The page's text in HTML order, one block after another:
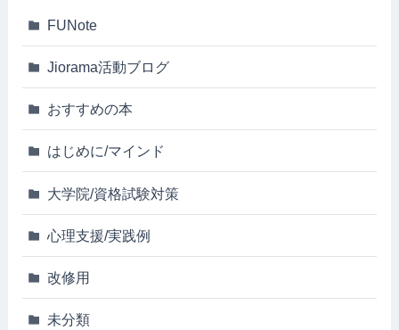
FUNote
Jiorama活動ブログ
おすすめの本
はじめに/マインド
大学院/資格試験対策
心理支援/実践例
改修用
未分類